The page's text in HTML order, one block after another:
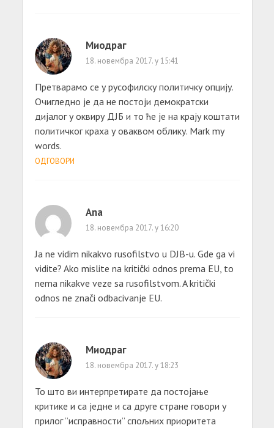
Миодраг
18. новембра 2017. у 15:41
Претварамо се у русофилску политичку опцију.
Очигледно је да не постоји демократски
дијалог у оквиру ДЈБ и то ће је на крају коштати
политичког краха у оваквом облику. Mark my
words.
ОДГОВОРИ
Ana
18. новембра 2017. у 16:20
Ja ne vidim nikakvo rusofilstvo u DJB-u. Gde ga vi
vidite? Ako mislite na kritički odnos prema EU, to
nema nikakve veze sa rusofilstvom. A kritički
odnos ne znači odbacivanje EU.
Миодраг
18. новембра 2017. у 18:23
То што ви интерпретирате да постојање
критике и са једне и са друге стране говори у
прилог ”исправности” спољних приоритета